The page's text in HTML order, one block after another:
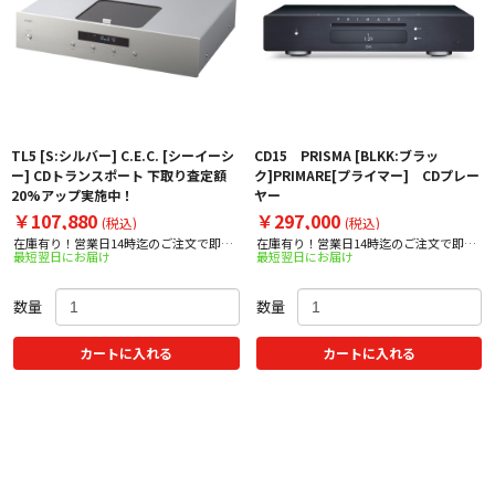
TL5 [S:シルバー] C.E.C. [シーイーシ
ー] CDトランスポート 下取り査定額
20%アップ実施中！
￥107,880 (税込)
在庫有り！営業日14時迄のご注文で即日
出荷！
最短翌日にお届け
数量
カートに入れる
CD15 PRISMA [BLKK:ブラッ
ク]PRIMARE[プライマー] CDプレー
ヤー
￥297,000 (税込)
在庫有り！営業日14時迄のご注文で即日
出荷！
最短翌日にお届け
数量
カートに入れる